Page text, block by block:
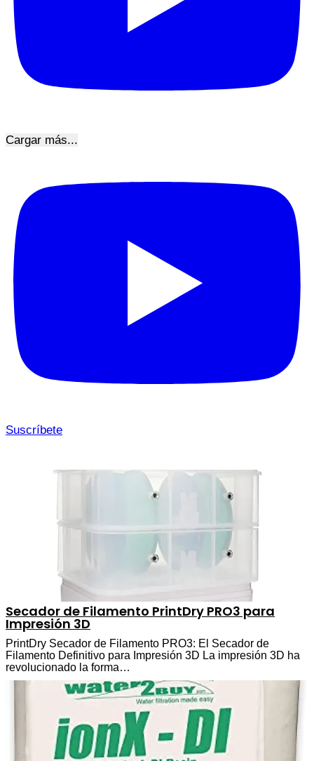
Cargar más...
Suscríbete
Secador de Filamento PrintDry PRO3 para
Impresión 3D
PrintDry Secador de Filamento PRO3: El Secador de
Filamento Definitivo para Impresión 3D La impresión 3D ha
revolucionado la forma…